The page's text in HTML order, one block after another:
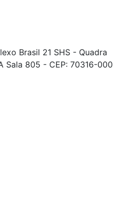
Brasil 21 SHS - Quadra
Sala 805 - CEP: 70316-000